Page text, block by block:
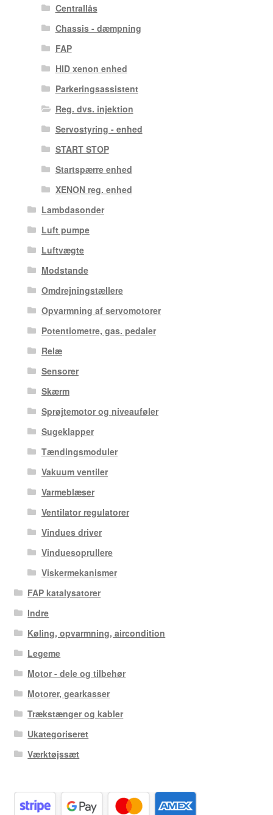
Centrallås
Chassis - dæmpning
FAP
HID xenon enhed
Parkeringsassistent
Reg. dvs. injektion
Servostyring - enhed
START STOP
Startspærre enhed
XENON reg. enhed
Lambdasonder
Luft pumpe
Luftvægte
Modstande
Omdrejningstællere
Opvarmning af servomotorer
Potentiometre, gas. pedaler
Relæ
Sensorer
Skærm
Sprøjtemotor og niveauføler
Sugeklapper
Tændingsmoduler
Vakuum ventiler
Varmeblæser
Ventilator regulatorer
Vindues driver
Vinduesoprullere
Viskermekanismer
FAP katalysatorer
Indre
Køling, opvarmning, aircondition
Legeme
Motor - dele og tilbehør
Motorer, gearkasser
Trækstænger og kabler
Ukategoriseret
Værktøjssæt